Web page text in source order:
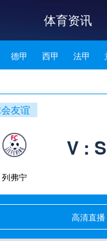
体育资讯
德甲 西甲 法甲
友谊
列弗宁
V : S
高清直播